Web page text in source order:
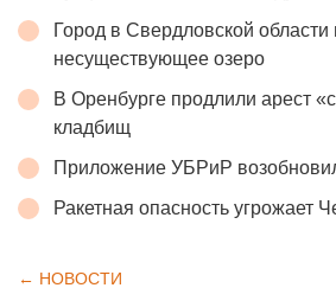
Участок с челябинским
аукцион по КРТ в этом году
Город в Свердловской области
несуществующее озеро
В Оренбурге продлили арест
кладбищ
Приложение УБРиР